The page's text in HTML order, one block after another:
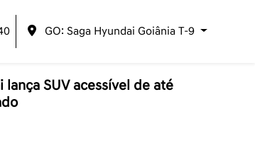
GO: Saga Hyundai Goiânia T-9
SUV acessível de até